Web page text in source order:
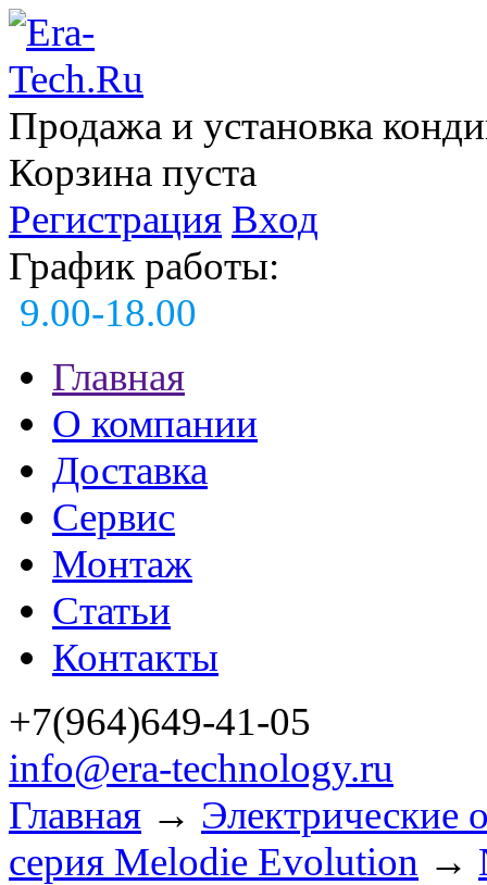
Продажа и установка
Корзина пуста
Регистрация Вход
График работы:
9.00-18.00
Главная
О компании
Доставка
Сервис
Монтаж
Статьи
Контакты
+7(964)649-41-05
info@era-technology.ru
Главная → Электрические
серия Melodie Evolution →